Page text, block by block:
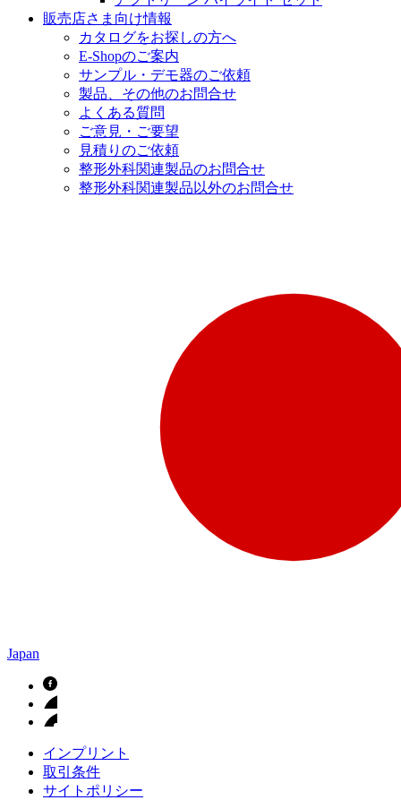
販売店さま向け情報
カタログをお探しの方へ
E-Shopのご案内
サンプル・デモ器のご依頼
製品、その他のお問合せ
よくある質問
ご意見・ご要望
見積りのご依頼
整形外科関連製品のお問合せ
整形外科関連製品以外のお問合せ
Japan
インプリント
取引条件
サイトポリシー